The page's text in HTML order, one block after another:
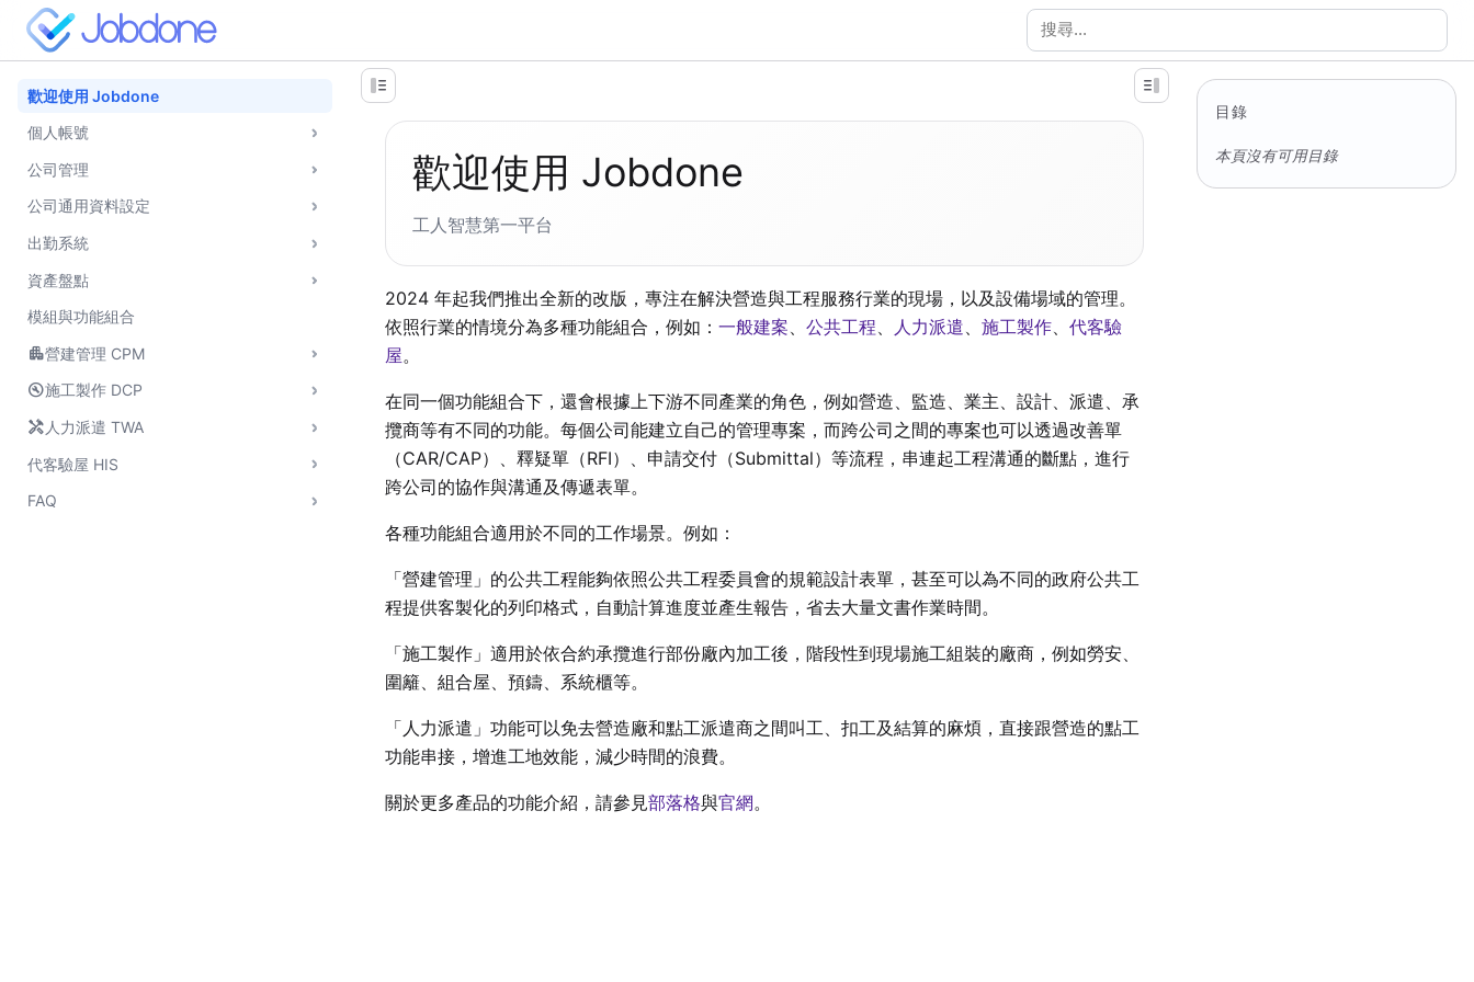
搜尋文件
歡迎使用 Jobdone
個人帳號
公司管理
公司通用資料設定
出勤系統
資產盤點
模組與功能組合
apartment營建管理 CPM
build_circle施工製作 DCP
handyman 人力派遣 TWA
代客驗屋 HIS
FAQ
歡迎使用 Jobdone
工人智慧第一平台
2024 年起我們推出全新的改版，專注在解決營造與工程服務行業的現場，以及設備場域的管理。
依照行業的情境分為多種功能組合，例如：一般建案 、公共工程 人力派遣 、施工製作 、代客驗
屋。
在同一個功能組合下，還會根據上下游不同產業的角色，例如營造、監造、業主、設計、派遣、承
攬商等有不同的功能。每個公司能建立自己的管理專案，而跨公司之間的專案也可以透過改善單
（CAR/CAP）、釋疑單（RFI）、申請交付（Submittal）等流程，串連起工程溝通的斷點，進行
跨公司的協作與溝通及傳遞表單。
各種功能組合適用於不同的工作場景。例如：
「營建管理」的公共工程能夠依照公共工程委員會的規範設計表單，甚至可以為不同的政府公共工
程提供客製化的列印格式，自動計算進度並產生報告，省去大量文書作業時間。
「施工製作」適用於依合約承攬進行部份廠內加工後，階段性到現場施工組裝的廠商，例如勞安、
圍籬、組合屋、預鑄、系統櫃等。
「人力派遣」功能可以免去營造廠和點工派遣商之間叫工、扣工及結算的麻煩，直接跟營造的點工
功能串接，增進工地效能，減少時間的浪費。
關於更多產品的功能介紹，請參見部落格與官網。
目錄
本頁沒有可用目錄